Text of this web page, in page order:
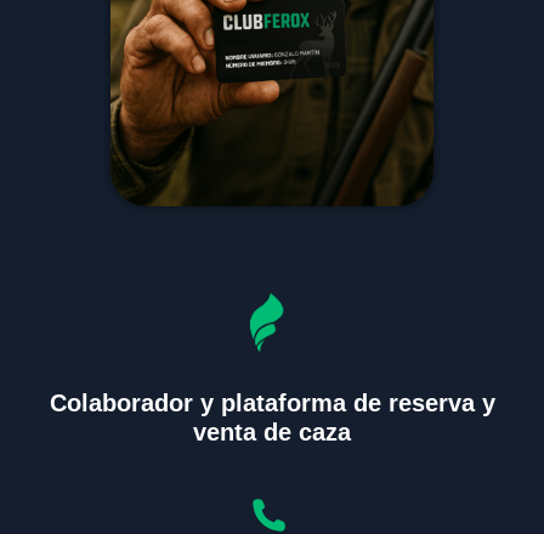
Colaborador y plataforma de reserva y
venta de caza